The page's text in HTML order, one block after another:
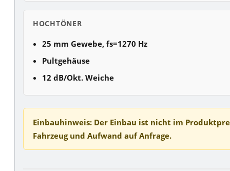
HOCHTÖNER
25 mm Gewebe, fs=1270 Hz
Pultgehäuse
12 dB/Okt. Weiche
Einbauhinweis: Der Einbau ist nicht im
Fahrzeug und Aufwand auf Anfrage.